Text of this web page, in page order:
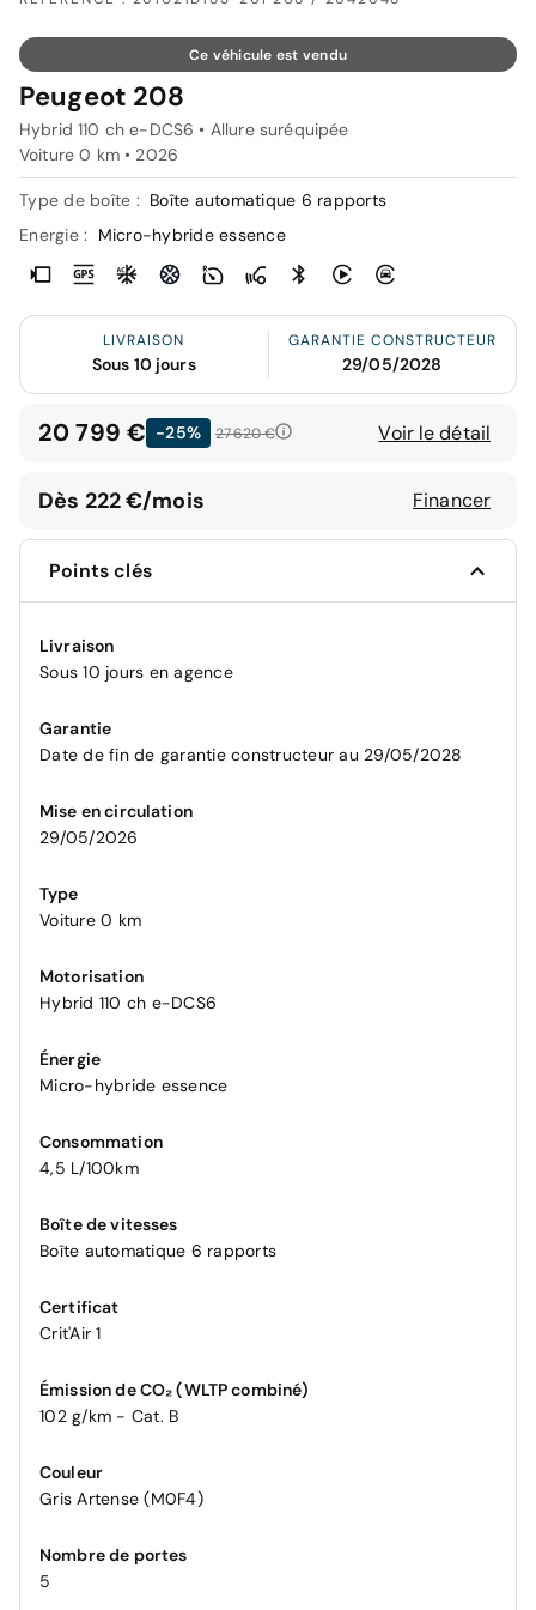
Ce véhicule est vendu
Peugeot 208
Hybrid 110 ch e-DCS6 • Allure suréquipée
Voiture 0 km • 2026
Type de boîte : Boîte automatique 6 rapports
Energie :
Micro-hybride essence
LIVRAISON
Sous 10 jours
GARANTIE CONSTRUCTEUR
29/05/2028
20 799 € -25% 27 620 € Voir le détail
Dès 222 €/mois Financer
Points clés
Livraison
Sous 10 jours en agence
Garantie
Date de fin de garantie constructeur au 29/05/2028
Mise en circulation
29/05/2026
Type
Voiture 0 km
Motorisation
Hybrid 110 ch e-DCS6
Énergie
Micro-hybride essence
Consommation
4,5 L/100km
Boîte de vitesses
Boîte automatique 6 rapports
Certificat
Crit'Air 1
Émission de CO₂ (WLTP combiné)
102 g/km - Cat. B
Couleur
Gris Artense (M0F4)
Nombre de portes
5